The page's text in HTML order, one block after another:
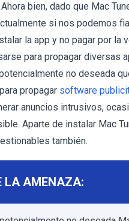
bien, dado que Mac
si nos podemos
la app y no pagar por la
para propagar diversas
no deseada
propagar software
anuncios intrusivos,
Aparte de instalar Mac
también.
LA AMENAZA: